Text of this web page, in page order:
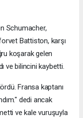
Schumacher,
Battiston, karşı
koşarak gelen
ve bilincini kaybetti.
Fransa kaptanı
dedi ancak
ve kale vuruşuyla